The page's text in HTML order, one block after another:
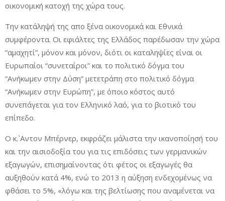
οικονομική κατοχή της χώρα τους.
Την κατάληψή της απο ξένα οικονομικά και Εθνικά
συμφέροντα. Οι εφιάλτες της Ελλάδος παρέδωσαν την χώρα
“αμαχητί”, μόνον και μόνον, διότι οι καταληψίες είναι οι
Ευρωπαίοι “συνεταίροι” και το πολιτικό δόγμα του
“Ανήκωμεν στην Δύση” μετετράπη στο πολιτικό δόγμα
“Ανήκωμεν στην Ευρώπη”, με όποιο κόστος αυτό
συνεπάγεται για τον Ελληνικό λαό, για το βιοτικό του
επίπεδο.
Ο κ.`Αντον Μπέρνερ, εκφράζει μάλιστα την ικανοποίησή του
και την αισιοδοξία του για τις επιδόσεις των γερμανικών
εξαγωγών, επισημαίνοντας ότι φέτος οι εξαγωγές θα
αυξηθούν κατά 4%, ενώ το 2013 η αύξηση ενδεχομένως να
φθάσει το 5%, «λόγω και της βελτίωσης που αναμένεται να